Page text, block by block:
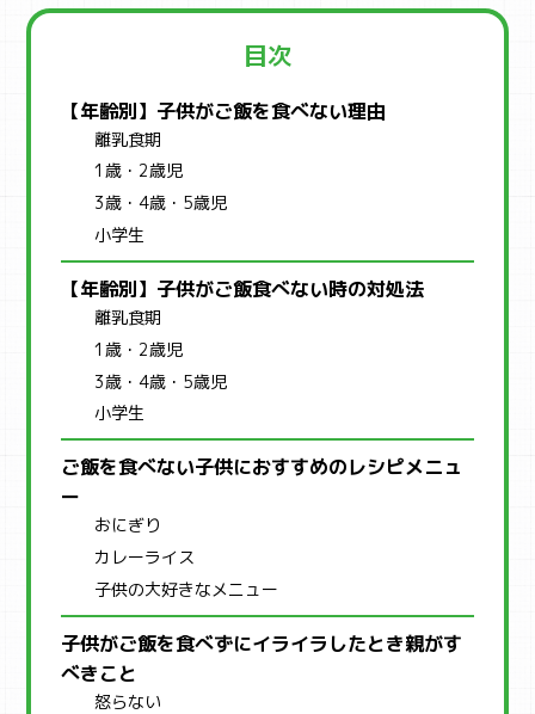
目次
【年齢別】子供がご飯を食べない理由
離乳食期
1歳・2歳児
3歳・4歳・5歳児
小学生
【年齢別】子供がご飯食べない時の対処法
離乳食期
1歳・2歳児
3歳・4歳・5歳児
小学生
ご飯を食べない子供におすすめのレシピメニュ
ー
おにぎり
カレーライス
子供の大好きなメニュー
子供がご飯を食べずにイライラしたとき親がす
べきこと
怒らない